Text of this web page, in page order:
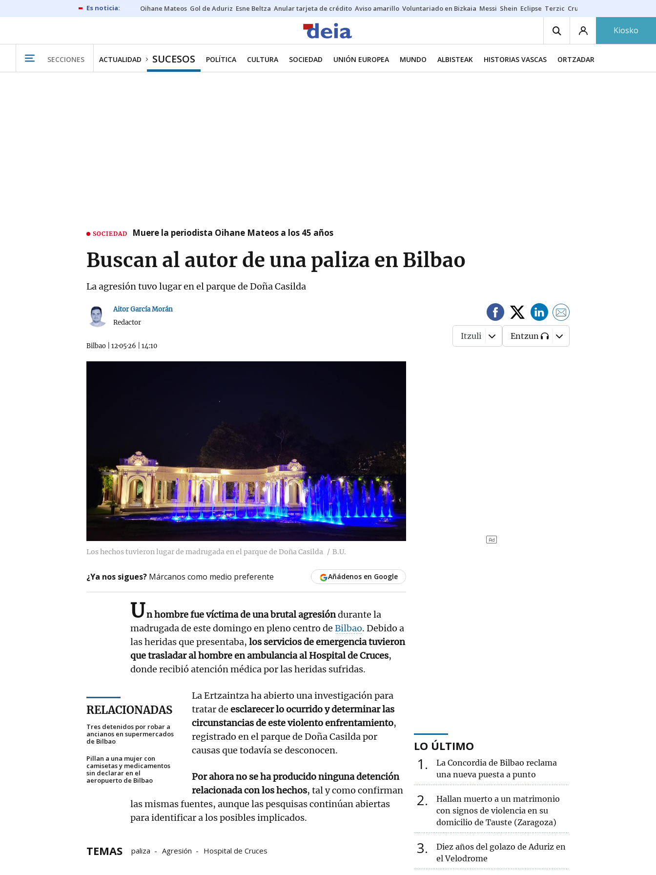
Oihane Mateos Gol de Aduriz Esne Beltza Anular tarjeta de crédito Aviso amarillo Voluntariado en Bizkaia Messi Shein Eclipse Terzic Cruz Gorbeia
Kiosko
SECCIONES ACTUALIDAD SUCESOS POLÍTICA CULTURA SOCIEDAD UNIÓN EUROPEA MUNDO ALBISTEAK HISTORIAS VASCAS ORTZADAR
SOCIEDAD Muere la periodista Oihane Mateos a los 45 años
Buscan al autor de una paliza en Bilbao
La agresión tuvo lugar en el parque de Doña Casilda
Aitor García Morán
Redactor
Bilbao 12·05·26 14:10
Itzuli Entzun
Los hechos tuvieron lugar de madrugada en el parque de Doña Casilda B.U.
¿Ya nos sigues? Márcanos como medio preferente Añádenos en Google
Un hombre fue víctima de una brutal agresióndurante la
madrugada de este domingo en pleno centro de Bilbao. Debido a
las heridas que presentaba, los servicios de emergencia tuvieron
que trasladar al hombre en ambulancia al Hospital de Cruces,
donde recibió atención médica por las heridas sufridas.
RELACIONADAS
Tres detenidos por robar a
ancianos en supermercados
de Bilbao
Pillan a una mujer con
camisetas y medicamentos
sin declarar en el
aeropuerto de Bilbao
La Ertzaintza ha abierto una investigación para
tratar deesclarecer lo ocurrido y determinar las
circunstancias de este violento enfrentamiento,
registrado en el parque de Doña Casilda por
causas que todavía se desconocen.
Por ahora no se ha producido ninguna detención
relacionada con los hechos, tal y como confirman
las mismas fuentes, aunque las pesquisas continúan abiertas
para identificar a los posibles implicados.
TEMAS paliza Agresión Hospital de Cruces
LO ÚLTIMO
1
La Concordia de Bilbao reclama
una nueva puesta a punto
2
Hallan muerto a un matrimonio
con signos de violencia en su
domicilio de Tauste (Zaragoza)
3
Diez años del golazo de Aduriz en
el Velodrome